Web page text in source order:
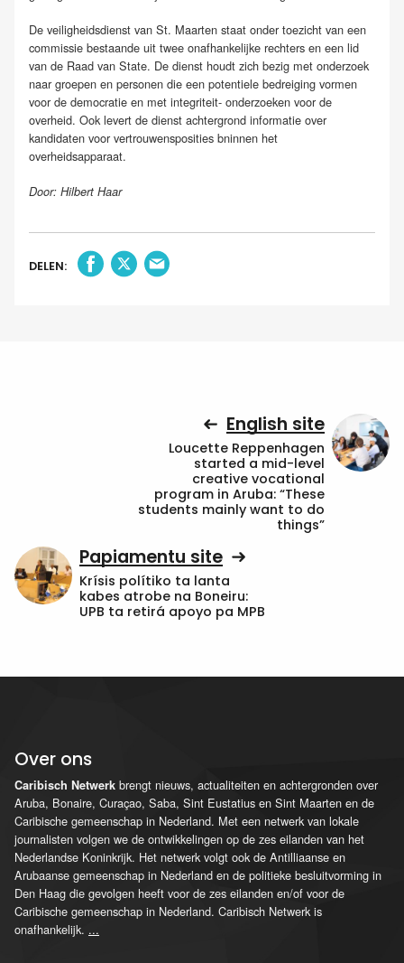
De veiligheidsdienst van St. Maarten staat onder toezicht van een
commissie bestaande uit twee onafhankelijke rechters en een lid
van de Raad van State. De dienst houdt zich bezig met onderzoek
naar groepen en personen die een potentiele bedreiging vormen
voor de democratie en met integriteit- onderzoeken voor de
overheid. Ook levert de dienst achtergrond informatie over
kandidaten voor vertrouwensposities bninnen het
overheidsapparaat.
Door: Hilbert Haar
DELEN:
English site
Loucette Reppenhagen
started a mid-level
creative vocational
program in Aruba: “These
students mainly want to do
things”
Papiamentu site
Krísis polítiko ta lanta
kabes atrobe na Boneiru:
UPB ta retirá apoyo pa MPB
Over ons
Caribisch Netwerk brengt nieuws, actualiteiten en achtergronden over
Aruba, Bonaire, Curaçao, Saba, Sint Eustatius en Sint Maarten en de
Caribische gemeenschap in Nederland. Met een netwerk van lokale
journalisten volgen we de ontwikkelingen op de zes eilanden van het
Nederlandse Koninkrijk. Het netwerk volgt ook de Antilliaanse en
Arubaanse gemeenschap in Nederland en de politieke besluitvorming in
Den Haag die gevolgen heeft voor de zes eilanden en/of voor de
Caribische gemeenschap in Nederland. Caribisch Netwerk is
onafhankelijk. ...